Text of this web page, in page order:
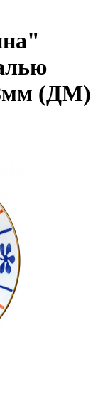
(ДМ)